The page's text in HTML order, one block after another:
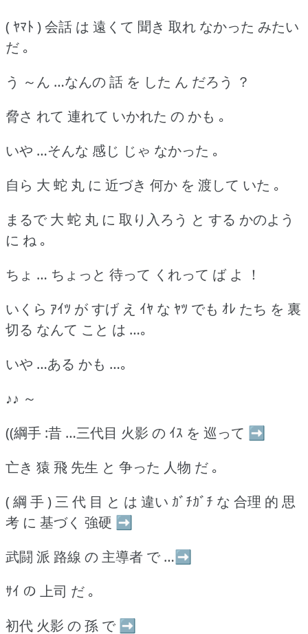
( ﾔﾏﾄ ) 会話 は 遠くて 聞き 取れ なかった みたい
だ ｡
う ～ん …なんの 話 を した ん だろう ？
脅さ れて 連れて いかれた の かも ｡
いや …そんな 感じ じゃ なかった ｡
自ら 大 蛇 丸 に 近づき 何か を 渡して いた ｡
まるで 大 蛇 丸 に 取り入ろう と する かのよう
に ね ｡
ちょ … ちょっと 待って くれって ば よ ！
いくら ｱｲﾂ が すげ え ｲﾔ な ﾔﾂ でも ｵﾚ たち を 裏
切る なんて こと は …｡
いや …ある かも …｡
♪♪ ～
((綱手 :昔 …三代目 火影 の ｲｽ を 巡って ➡
亡き 猿 飛 先生 と 争った 人物 だ ｡
( 綱 手 ) 三 代 目 と は 違い ｶﾞﾁｶﾞﾁ な 合理 的 思
考 に 基づく 強硬 ➡
武闘 派 路線 の 主導者 で …➡
ｻｲ の 上司 だ ｡
初代 火影 の 孫 で ➡